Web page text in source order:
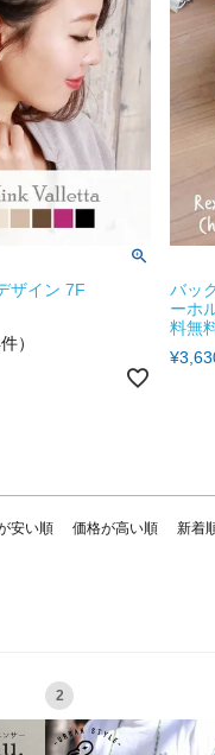
ザイン 7F
）
バッ
ーホ
料無
¥
安い順 価格が高い順 新着
2